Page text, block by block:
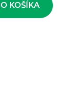
KOŠÍKA